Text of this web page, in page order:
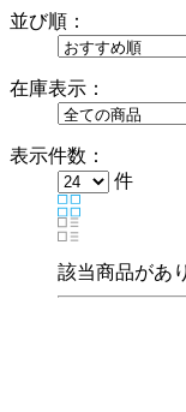
並び順：
在庫表示：
表示件数：
件
該当商品があ